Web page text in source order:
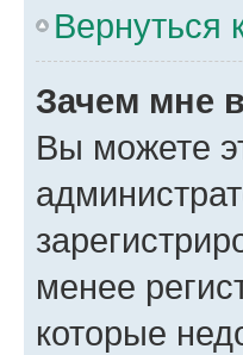
Вернуться
Зачем мне
Вы можете
менее
которые